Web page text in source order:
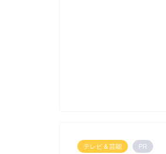
テレビ＆芸能 PR